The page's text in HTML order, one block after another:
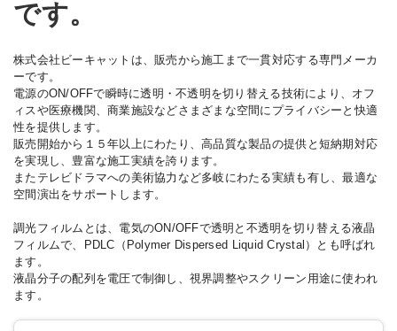
コラム Column
よくある質問 Q&A
045-263-9191
平日 9:00〜17:00 / 休業日 土日祝
です。
株式会社ビーキャットは、販売から施工まで一貫対応する専門メーカ
ーです。
電源のON/OFFで瞬時に透明・不透明を切り替える技術により、オフ
ィスや医療機関、商業施設などさまざまな空間にプライバシーと快適
性を提供します。
販売開始から１５年以上にわたり、高品質な製品の提供と短納期対応
を実現し、豊富な施工実績を誇ります。
またテレビドラマへの美術協力など多岐にわたる実績も有し、最適な
空間演出をサポートします。
調光フィルムとは、電気のON/OFFで透明と不透明を切り替える液晶
フィルムで、PDLC（Polymer Dispersed Liquid Crystal）とも呼ばれ
ます。
液晶分子の配列を電圧で制御し、視界調整やスクリーン用途に使われ
ます。